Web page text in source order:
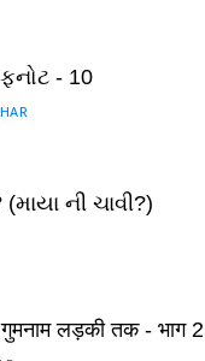
- 10
ની ચાવી?)
लड़की तक - भाग 2